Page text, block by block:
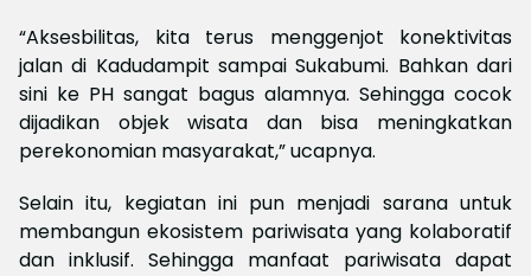
“Aksesbilitas, kita terus menggenjot konektivitas
jalan di Kadudampit sampai Sukabumi. Bahkan dari
sini ke PH sangat bagus alamnya. Sehingga cocok
dijadikan objek wisata dan bisa meningkatkan
perekonomian masyarakat,” ucapnya.
Selain itu, kegiatan ini pun menjadi sarana untuk
membangun ekosistem pariwisata yang kolaboratif
dan inklusif. Sehingga manfaat pariwisata dapat